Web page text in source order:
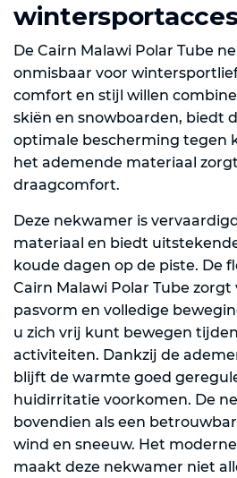
De Cairn Malawi Polar Tube
onmisbaar voor
comfort en stijl willen
skiën en snowboarden, biedt
optimale bescherming tegen
het ademende materiaal
draagcomfort.
Deze nekwamer is
materiaal en biedt
koude dagen op de piste. De
Cairn Malawi Polar Tube
pasvorm en volledige
u zich vrij kunt bewegen
activiteiten. Dankzij de
blijft de warmte goed
huidirritatie voorkomen. De
bovendien als een
wind en sneeuw. Het
maakt deze nekwamer niet